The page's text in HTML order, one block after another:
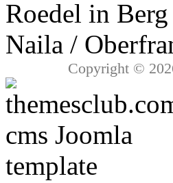
Copyright ©